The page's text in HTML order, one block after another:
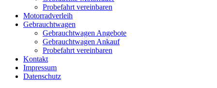
Probefahrt vereinbaren
Motorradverleih
Gebrauchtwagen
Gebrauchtwagen Angebote
Gebrauchtwagen Ankauf
Probefahrt vereinbaren
Kontakt
Impressum
Datenschutz